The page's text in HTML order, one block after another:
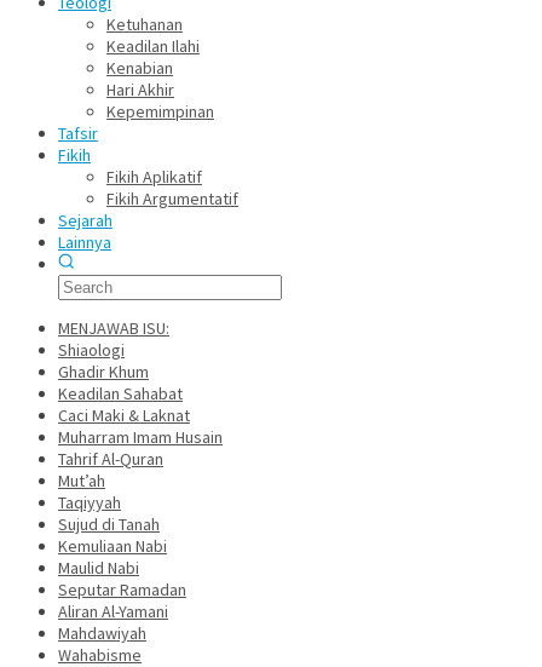
Ketuhanan
Keadilan Ilahi
Kenabian
Hari Akhir
Kepemimpinan
Tafsir
Fikih
Fikih Aplikatif
Fikih Argumentatif
Sejarah
Lainnya
MENJAWAB ISU:
Shiaologi
Ghadir Khum
Keadilan Sahabat
Caci Maki & Laknat
Muharram Imam Husain
Tahrif Al-Quran
Mut’ah
Taqiyyah
Sujud di Tanah
Kemuliaan Nabi
Maulid Nabi
Seputar Ramadan
Aliran Al-Yamani
Mahdawiyah
Wahabisme